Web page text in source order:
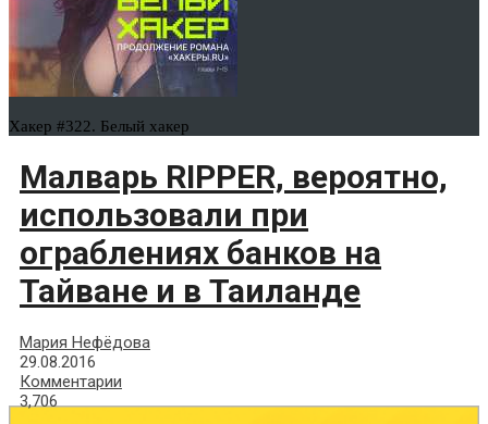
Хакер #322. Белый хакер
Малварь RIPPER, вероятно,
использовали при
ограблениях банков на
Тайване и в Таиланде
Мария Нефёдова
29.08.2016
Комментарии
3,706